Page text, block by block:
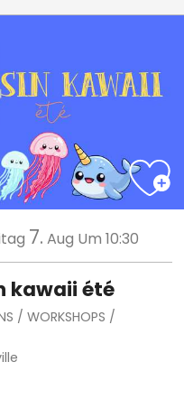
7. Aug Um 10:30
kawaii été
/ WORKSHOPS /